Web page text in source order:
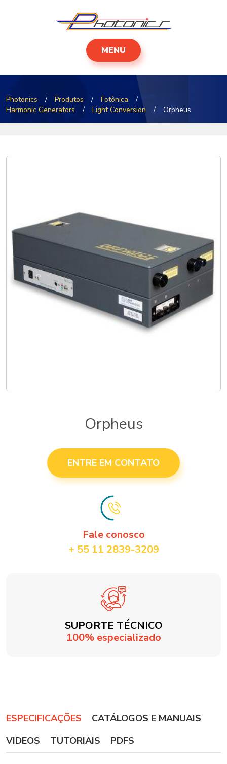
MENU
Photonics / Produtos / Fotônica
/
Harmonic Generators
/ Light Conversion / Orpheus
Orpheus
ENTRE EM CONTATO
Fale conosco
+ 55 11 2839-3209
SUPORTE TÉCNICO
100% especializado
ESPECIFICAÇÕES
CATÁLOGOS E MANUAIS
VIDEOS
TUTORIAIS PDFS